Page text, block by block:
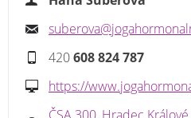
420608 824 787
https://